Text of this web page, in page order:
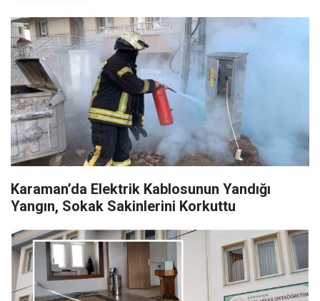
Karaman’da Elektrik Kablosunun Yandığı
Yangın, Sokak Sakinlerini Korkuttu